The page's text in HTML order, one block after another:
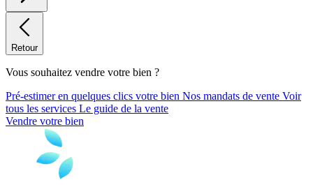
Retour
Vous souhaitez vendre votre bien ?
Pré-estimer en quelques clics votre bien Nos mandats de vente Voir
tous les services Le guide de la vente
Vendre votre bien